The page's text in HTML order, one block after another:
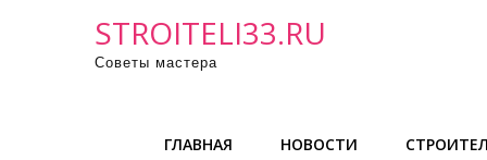
STROITELI33.RU
Советы мастера
ГЛАВНАЯ НОВОСТИ